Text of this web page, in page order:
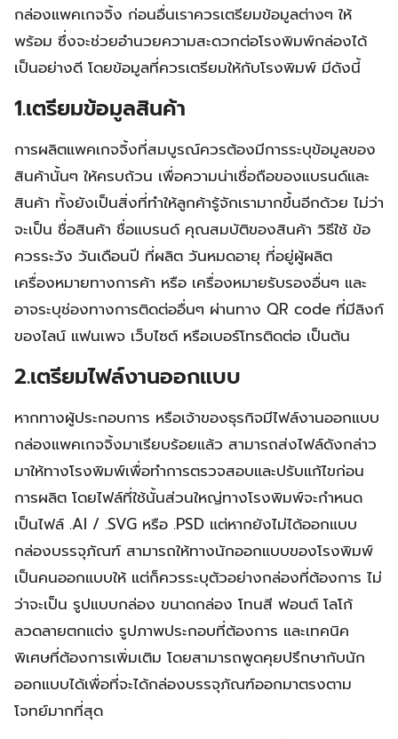
กล่องแพคเกจจิ้ง ก่อนอื่นเราควรเตรียมข้อมูลต่างๆ ให้
พร้อม ซึ่งจะช่วยอำนวยความสะดวกต่อโรงพิมพ์กล่องได้
เป็นอย่างดี โดยข้อมูลที่ควรเตรียมให้กับโรงพิมพ์ มีดังนี้
1.เตรียมข้อมูลสินค้า
การผลิตแพคเกจจิ้งที่สมบูรณ์ควรต้องมีการระบุข้อมูลของ
สินค้านั้นๆ ให้ครบถ้วน เพื่อความน่าเชื่อถือของแบรนด์และ
สินค้า ทั้งยังเป็นสิ่งที่ทำให้ลูกค้ารู้จักเรามากขึ้นอีกด้วย ไม่ว่า
จะเป็น ชื่อสินค้า ชื่อแบรนด์ คุณสมบัติของสินค้า วิธีใช้ ข้อ
ควรระวัง วันเดือนปี ที่ผลิต วันหมดอายุ ที่อยู่ผู้ผลิต
เครื่องหมายทางการค้า หรือ เครื่องหมายรับรองอื่นๆ และ
อาจระบุช่องทางการติดต่ออื่นๆ ผ่านทาง QR code ที่มีลิงก์
ของไลน์ แฟนเพจ เว็บไซต์ หรือเบอร์โทรติดต่อ เป็นต้น
2.เตรียมไฟล์งานออกแบบ
หากทางผู้ประกอบการ หรือเจ้าของธุรกิจมีไฟล์งานออกแบบ
กล่องแพคเกจจิ้งมาเรียบร้อยแล้ว สามารถส่งไฟล์ดังกล่าว
มาให้ทางโรงพิมพ์เพื่อทำการตรวจสอบและปรับแก้ไขก่อน
การผลิต โดยไฟล์ที่ใช้นั้นส่วนใหญ่ทางโรงพิมพ์จะกำหนด
เป็นไฟล์ .AI / .SVG หรือ .PSD แต่หากยังไม่ได้ออกแบบ
กล่องบรรจุภัณฑ์ สามารถให้ทางนักออกแบบของโรงพิมพ์
เป็นคนออกแบบให้ แต่ก็ควรระบุตัวอย่างกล่องที่ต้องการ ไม่
ว่าจะเป็น รูปแบบกล่อง ขนาดกล่อง โทนสี ฟอนต์ โลโก้
ลวดลายตกแต่ง รูปภาพประกอบที่ต้องการ และเทคนิค
พิเศษที่ต้องการเพิ่มเติม โดยสามารถพูดคุยปรึกษากับนัก
ออกแบบได้เพื่อที่จะได้กล่องบรรจุภัณฑ์ออกมาตรงตาม
โจทย์มากที่สุด